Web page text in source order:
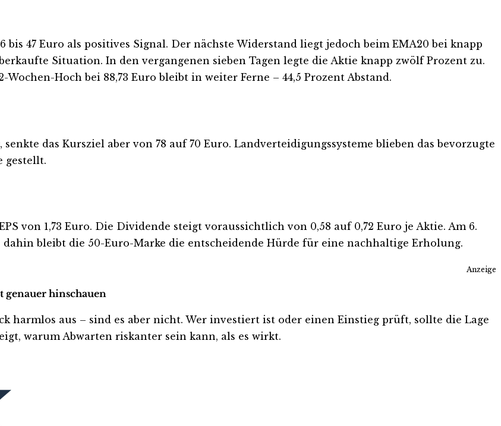
47 Euro als positives Signal. Der nächste Widerstand liegt jedoch beim EMA20 bei knapp
Situation. In den vergangenen sieben Tagen legte die Aktie knapp zwölf Prozent zu.
Hoch bei 88,73 Euro bleibt in weiter Ferne – 44,5 Prozent Abstand.
das Kursziel aber von 78 auf 70 Euro. Landverteidigungssysteme blieben das bevorzugte
gestellt.
von 1,73 Euro. Die Dividende steigt voraussichtlich von 0,58 auf 0,72 Euro je Aktie. Am 6.
bleibt die 50-Euro-Marke die entscheidende Hürde für eine nachhaltige Erholung.
Anzeige
genauer hinschauen
harmlos aus – sind es aber nicht. Wer investiert ist oder einen Einstieg prüft, sollte die Lage
warum Abwarten riskanter sein kann, als es wirkt.